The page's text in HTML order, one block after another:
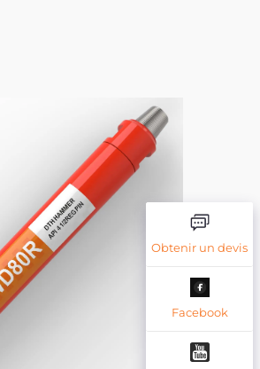
Obtenir un devis
Facebook